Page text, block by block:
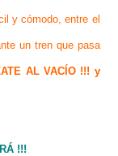
y cómodo, entre el
un tren que pasa
AL VACÍO !!! y
!!!